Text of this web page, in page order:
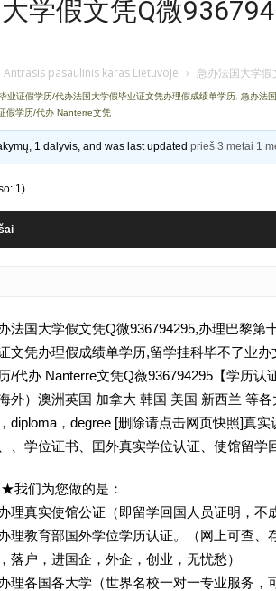
学假文凭Q微
Antrasis pasaulinis karas Lietuvoje › 急办法国大学
业证假学历/代办法国大学假毕业证文凭办理假成绩单学历 急办法
假学历/代办 Nanterre文凭
1 dalyvis, and was last updatedprieš 3 metai 1
1)
法国大学假文凭Q微936794295,办理巴黎第
文凭办理假成绩单学历,留学挂科毕不了业
/代办 Nanterre文凭Q薇936794295【学历
海外）澳洲英国 加拿大 韩国 美国 新西兰 等
diploma，degree [删除请点击网页快照]真
、学位证书、囯外真实学位认证、使馆留学
我们为您做的是：
理真实使馆公证（即留学回国人员证明，不
理教育部国外学位学历认证。（网上可查、
落户，进国企，外企，创业，无忧愁）
理各国各大学（世界名校一对一专业服务